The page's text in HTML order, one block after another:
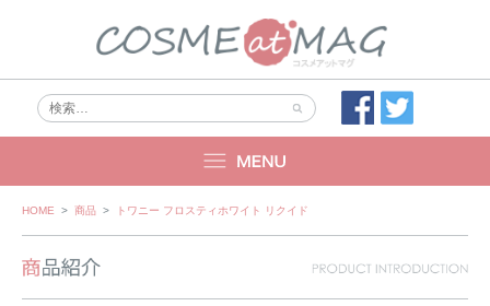
Skip
HOME > 商品 > トワニー フロスティホワイト リクイド